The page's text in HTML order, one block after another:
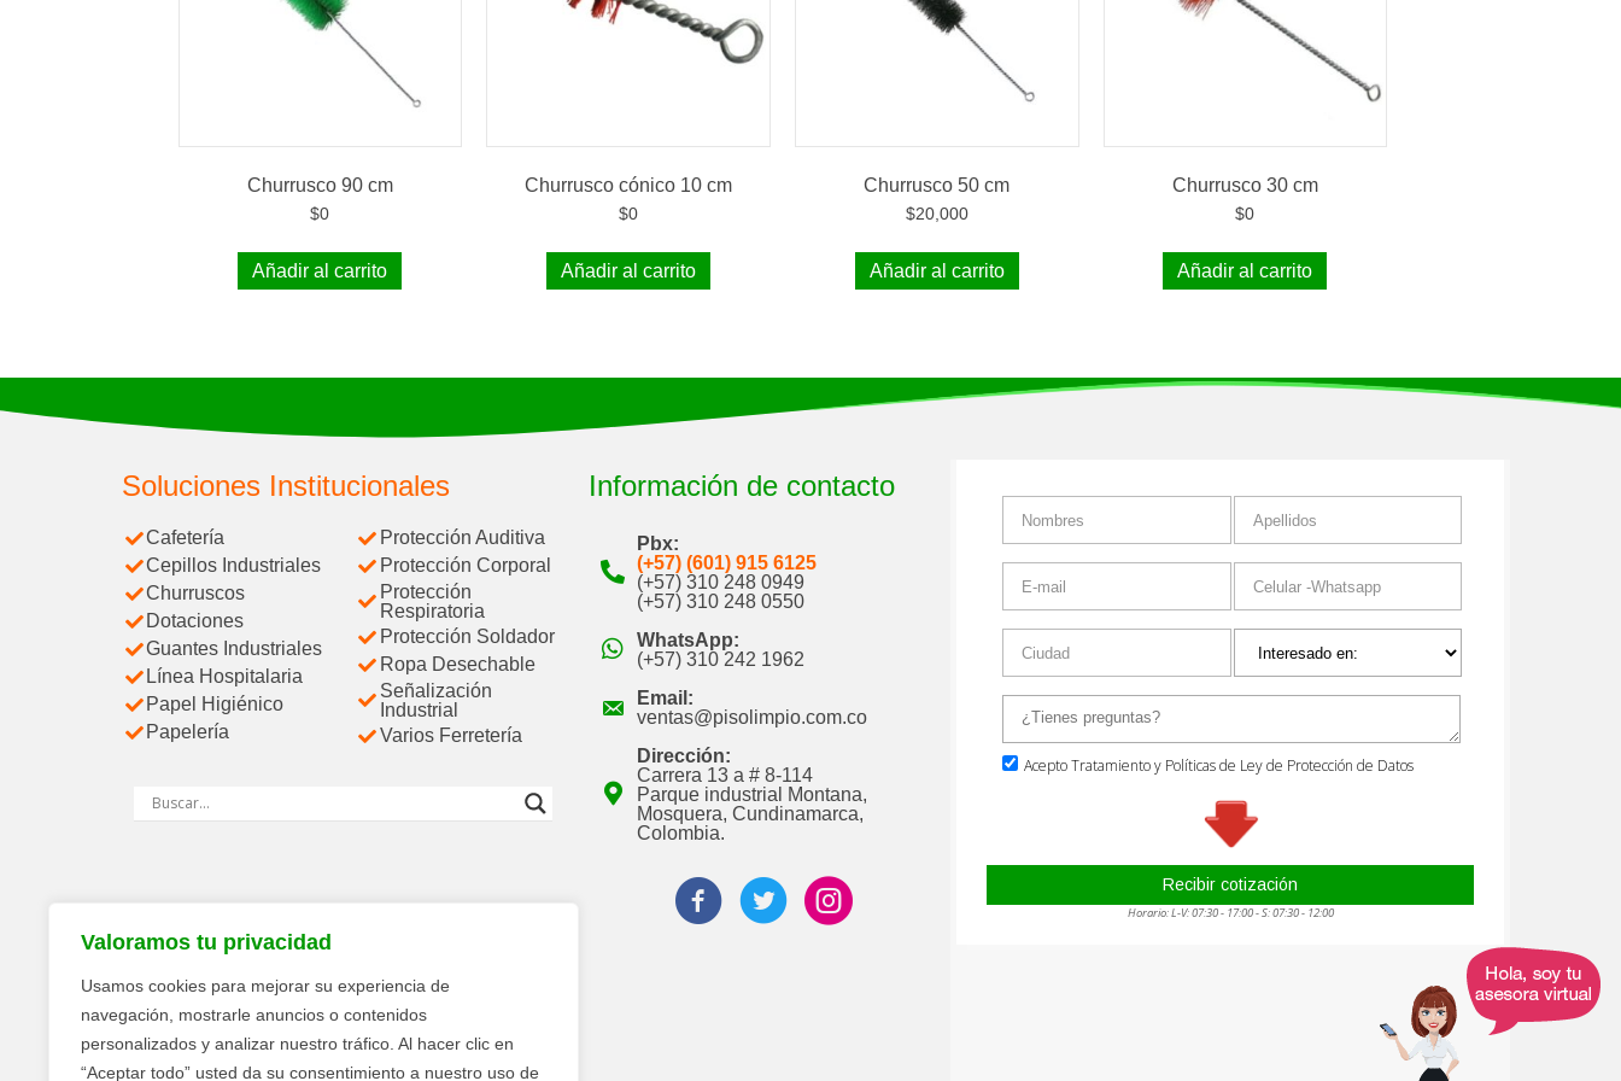
Valoramos tu privacidad
Usamos cookies para mejorar su experiencia de
navegación, mostrarle anuncios o contenidos
personalizados y analizar nuestro tráfico. Al hacer clic en
“Aceptar todo” usted da su consentimiento a nuestro uso de
Churrusco 90 cm
$0
Añadir al carrito
Churrusco cónico 10 cm
$0
Añadir al carrito
Churrusco 50 cm
$20,000
Añadir al carrito
Churrusco 30 cm
$0
Añadir al carrito
Soluciones Institucionales
Cafetería
Cepillos Industriales
Churruscos
Dotaciones
Guantes Industriales
Línea Hospitalaria
Papel Higiénico
Papelería
Protección Auditiva
Protección Corporal
Protección
Respiratoria
Protección Soldador
Ropa Desechable
Señalización
Industrial
Varios Ferretería
Información de contacto
Pbx:
(+57) (601) 915 6125
(+57) 310 248 0949
(+57) 310 248 0550
WhatsApp:
(+57) 310 242 1962
Email:
ventas@pisolimpio.com.co
Dirección:
Carrera 13 a # 8-114
Parque industrial Montana,
Mosquera, Cundinamarca,
Colombia.